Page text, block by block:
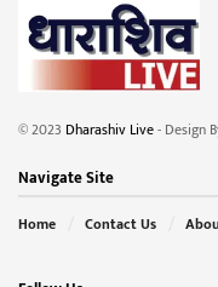
© 2023 Dharashiv Live- Design
Navigate Site
Home Contact Us